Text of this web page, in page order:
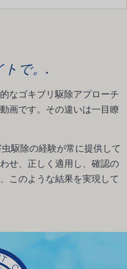
トで。.
なゴキブリ駆除アプローチ
画です。その違いは一目瞭
駆除の経験が常に提供して
せ、正しく適用し、確認の
このような結果を実現して